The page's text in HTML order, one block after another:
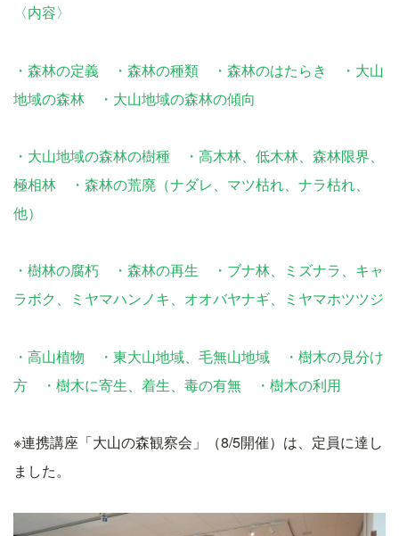
〈内容〉
・森林の定義 ・森林の種類 ・森林のはたらき ・大山
地域の森林 ・大山地域の森林の傾向
・大山地域の森林の樹種 ・高木林、低木林、森林限界、
極相林 ・森林の荒廃（ナダレ、マツ枯れ、ナラ枯れ、
他）
・樹林の腐朽 ・森林の再生 ・ブナ林、ミズナラ、キャ
ラボク、ミヤマハンノキ、オオバヤナギ、ミヤマホツツジ
・高山植物 ・東大山地域、毛無山地域 ・樹木の見分け
方 ・樹木に寄生、着生、毒の有無 ・樹木の利用
※連携講座「大山の森観察会」（8/5開催）は、定員に達し
ました。